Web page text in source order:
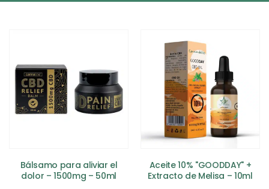
Bálsamo para aliviar el
dolor – 1500mg – 50ml
Aceite 10% "GOODDAY" +
Extracto de Melisa – 10ml